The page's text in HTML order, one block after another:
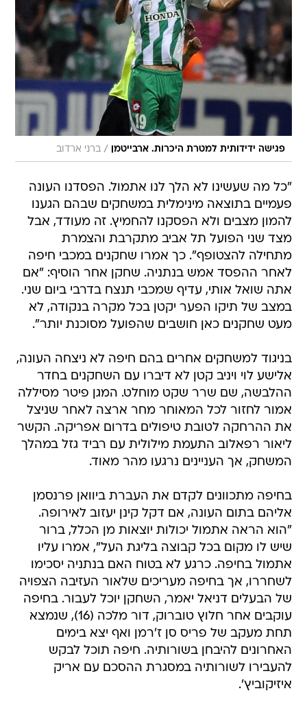
פגישה ידידותית למטרת היכרות. ארבייטמן / ברני ארדוב
"כל מה שעשינו לא הלך לנו אתמול. הפסדנו העונה
פעמיים בתוצאה מינימלית במשחקים שבהם הגענו
להמון מצבים ולא הפסקנו להחמיץ. זה מעודד, אבל
מצד שני הפועל תל אביב מתקרבת והצמרת
מתחילה להצטופף". כך אמרו שחקנים במכבי חיפה
לאחר ההפסד אמש בנתניה. שחקן אחר הוסיף: "אם
אתה שואל אותי, עדיף שמכבי תנצח בדרבי ביום שני.
במצב של תיקו הפער יקטן בכל מקרה בנקודה, לא
מעט שחקנים כאן חושבים שהפועל מסוכנת יותר".
בניגוד למשחקים אחרים בהם חיפה לא ניצחה העונה,
אלישע לוי ויניב קטן לא דיברו עם השחקנים בחדר
ההלבשה, שם שרר שקט מוחלט. המגן פיטר מסיללה
אמור לחזור לכל המאוחר מחר ארצה לאחר שניצל
את ההרחקה לטובת טיפולים בדרום אפריקה. הקשר
ליאור רפאלוב התעמת מילולית עם רביד גזל במהלך
המשחק, אך העניינים נרגעו מהר מאוד.
בחיפה מתכוונים לקדם את העברת ביוואן פרנסמן
אליהם בתום העונה, אם דקל קינן יעזוב לאירופה.
"הוא הראה אתמול יכולות יוצאות מן הכלל, ברור
שיש לו מקום בכל קבוצה בליגת העל", אמרו עליו
אתמול בחיפה. כרגע לא בטוח האם בנתניה יסכימו
לשחררו, אך בחיפה מעריכים שלאור העזיבה הצפויה
של הבעלים דניאל יאמר, השחקן יוכל לעבור. בחיפה
עוקבים אחר חלוץ טוברוק, דור מלכה (16), שנמצא
תחת מעקב של פריס סן ז'רמן ואף יצא בימים
האחרונים להיבחן בשורותיה. חיפה תוכל לבקש
להעבירו לשורותיה במסגרת ההסכם עם אריק
איזיקוביץ'.